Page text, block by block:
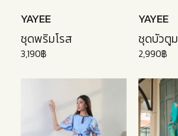
YAYEE
ชุดพริมโรส
3,190฿
YAYEE
ชุดบัวตูม
2,990฿